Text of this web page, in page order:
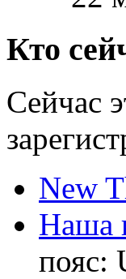
Кто
Сейчас
New
Наша
пояс: